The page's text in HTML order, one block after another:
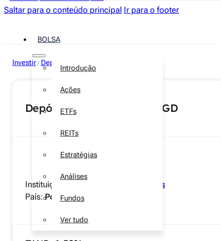
Saltar para o conteúdo principal Ir para o footer
BOLSA
Introdução
Ações
ETFs
REITs
Estratégias
Análises
Fundos
Ver tudo
Investir / Depósitos a prazo
Depósito Caixa 24 Meses CGD
Instituição:
Caixa Geral de Depósitos
País:Portugal